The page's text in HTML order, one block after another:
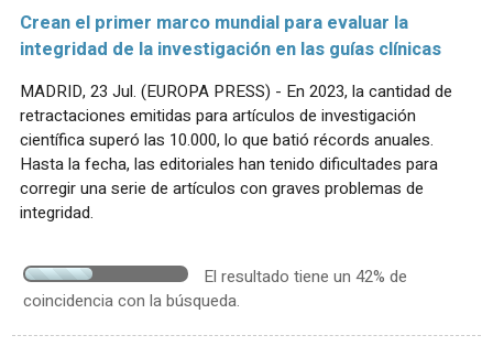
Crean el primer marco mundial para evaluar la
integridad de la investigación en las guías clínicas
MADRID, 23 Jul. (EUROPA PRESS) - En 2023, la cantidad de
retractaciones emitidas para artículos de investigación
científica superó las 10.000, lo que batió récords anuales.
Hasta la fecha, las editoriales han tenido dificultades para
corregir una serie de artículos con graves problemas de
integridad.
El resultado tiene un 42% de
coincidencia con la búsqueda.